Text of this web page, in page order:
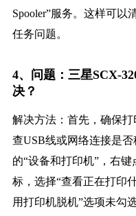
Spooler”服务。这样可以
任务问题。
4、问题：三星SCX-
决？
解决方法：首先，确保
查USB线或网络连接是
的“设备和打印机”，右
标，选择“查看正在打印
用打印机脱机”选项未勾